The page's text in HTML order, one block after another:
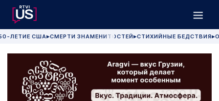
ЛЕТИЕ США▶СМЕРТИ ЗНАМЕНИТОСТЕЙ▶СТИХИЙНЫЕ БЕДСТВИЯ▶